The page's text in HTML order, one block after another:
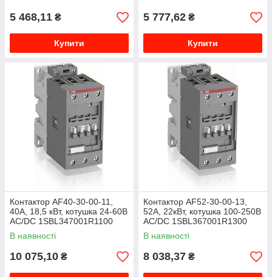
5 468,11 ₴
Купити
5 777,62 ₴
Купити
Контактор AF40-30-00-11,
40А, 18,5 кВт, котушка 24-60B
AC/DC 1SBL347001R1100
В наявності
10 075,10 ₴
Контактор AF52-30-00-13,
52А, 22кВт, котушка 100-250B
AC/DC 1SBL367001R1300
В наявності
8 038,37 ₴